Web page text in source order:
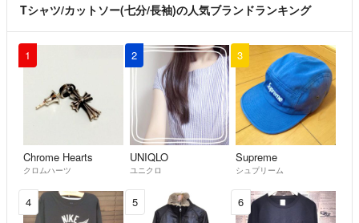
Tシャツ/カットソー(七分/長袖)の人気ブランドランキング
1
Chrome Hearts
クロムハーツ
2
UNIQLO
ユニクロ
3
Supreme
シュプリーム
4 5 6